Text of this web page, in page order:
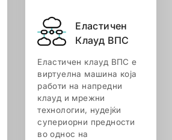
Еластичен
Клауд ВПС
Еластичен клауд ВПС е
виртуелна машина која
работи на напредни
клауд и мрежни
технологии, нудејќи
супериорни предности
во однос на